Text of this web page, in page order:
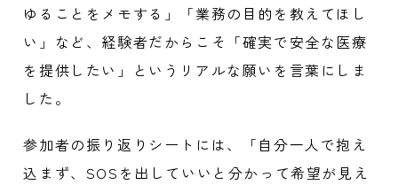
ゆることをメモする」「業務の目的を教えてほし
い」など、経験者だからこそ「確実で安全な医療
を提供したい」というリアルな願いを言葉にしま
した。
参加者の振り返りシートには、「自分一人で抱え
込まず、 SOS を出していいと分かって希望が見え